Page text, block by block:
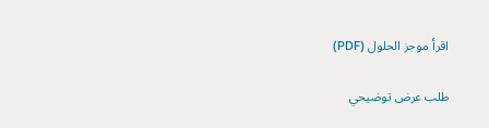
اقرأ موجز الحلول (PDF)
طلب عرض توضيحي